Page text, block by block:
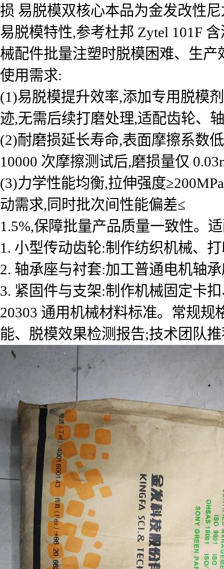
损 易脱模双核心本品为金发改性
易脱模特性,参考杜邦 Zytel 101F
械配件批量注塑时脱模困难、生
使用需求:
(1)易脱模提升效率,添加专用脱模
迹,无需后续打磨处理,适配齿轮、
(2)耐磨损延长寿命,表面摩擦系数
10000 次摩擦测试后,磨损量仅
(3)力学性能均衡,拉伸强度
动需求,同时批次间性能偏差≤
1.5%,保障批量产品质量一致性。
1. 小型传动齿轮:制作纺织机械、
2. 轴承座与衬套:加工普通电机轴
3. 紧固件与支架:制作机械固定卡
20303 通用机械材料标准。常规
能、脱模效果检测报告;技术团队